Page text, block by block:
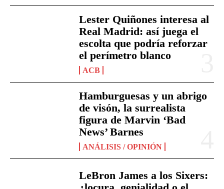
Lester Quiñones interesa al
Real Madrid: así juega el
escolta que podría reforzar
el perímetro blanco
ACB
Hamburguesas y un abrigo
de visón, la surrealista
figura de Marvin ‘Bad
News’ Barnes
ANÁLISIS / OPINIÓN
LeBron James a los Sixers: